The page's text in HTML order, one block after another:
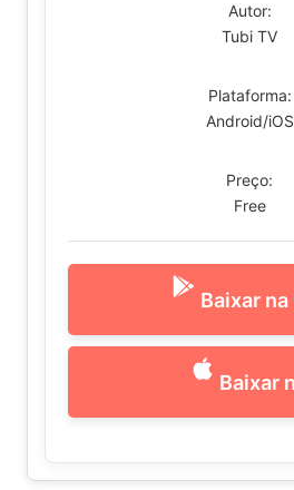
Autor:
Tubi TV
Plataforma:
Android/iOS
Preço:
Free
Baixar
Baixar